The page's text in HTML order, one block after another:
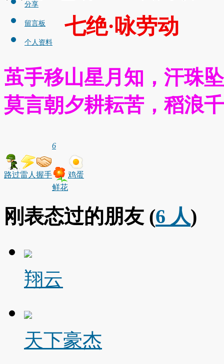
分享
留言板
个人资料
七绝·咏劳动
茧手移山星月知，汗珠
莫言朝夕耕耘苦，稻浪
路过雷人 握手
6
鲜花
鸡蛋
刚表态过的朋友 (6 人)
翔云
天下豪杰